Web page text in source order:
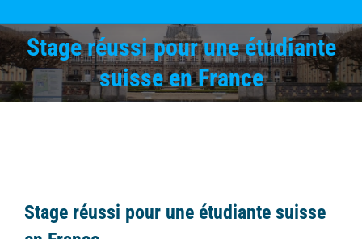
Stage réussi pour une étudiante
suisse en France
Vous êtes ici :
Stage réussi pour une étudiante suisse